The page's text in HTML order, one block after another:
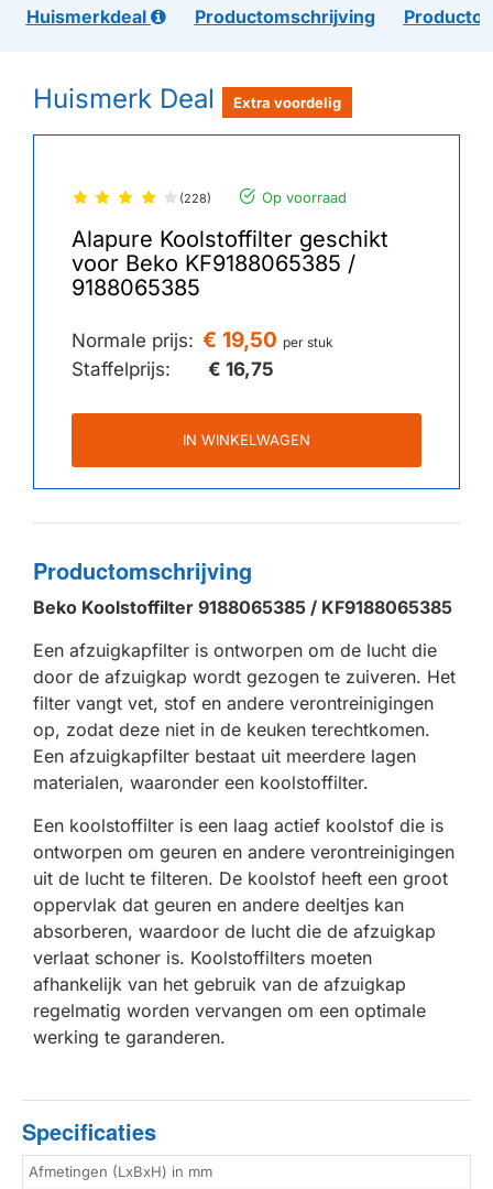
Huismerkdeal Productomschrijving
Huismerk Deal Extra voordelig
(228) Op voorraad
Alapure Koolstoffilter geschikt
voor Beko KF9188065385 /
9188065385
Normale prijs: € 19,50 per stuk
Staffelprijs: € 16,75
IN WINKELWAGEN
Productomschrijving
Beko Koolstoffilter 9188065385 / KF9188065385
Een afzuigkapfilter is ontworpen om de lucht die
door de afzuigkap wordt gezogen te zuiveren. Het
filter vangt vet, stof en andere verontreinigingen
op, zodat deze niet in de keuken terechtkomen.
Een afzuigkapfilter bestaat uit meerdere lagen
materialen, waaronder een koolstoffilter.
Een koolstoffilter is een laag actief koolstof die is
ontworpen om geuren en andere verontreinigingen
uit de lucht te filteren. De koolstof heeft een groot
oppervlak dat geuren en andere deeltjes kan
absorberen, waardoor de lucht die de afzuigkap
verlaat schoner is. Koolstoffilters moeten
afhankelijk van het gebruik van de afzuigkap
regelmatig worden vervangen om een optimale
werking te garanderen.
Specificaties
Afmetingen (LxBxH) in mm